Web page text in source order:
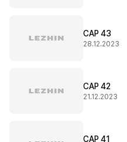
CAP 43
28.12.2023
CAP 42
21.12.2023
CAP 41